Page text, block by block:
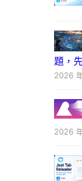
題，
2026
2026